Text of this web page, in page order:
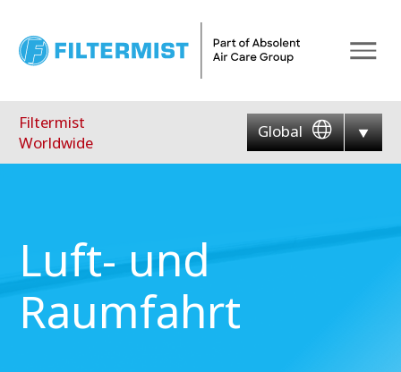
Filtermist
Worldwide
Global
Luft- und
Raumfahrt